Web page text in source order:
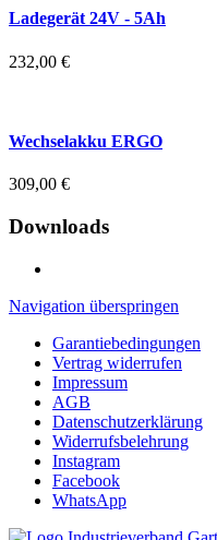
Ladegerät 24V - 5Ah
232,00 €
Wechselakku ERGO
309,00 €
Downloads
Navigation überspringen
Garantiebedingungen
Vertrag widerrufen
Impressum
AGB
Datenschutzerklärung
Widerrufsbelehrung
Instagram
Facebook
WhatsApp